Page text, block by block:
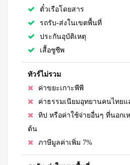
ตั๋วเรือโดยสาร
รถรับ-ส่งในเขตพื้นที่
ประกันอุบัติเหตุ
เสื้อชูชีพ
ทัวร์ไม่รวม
ค่าขยะเกาะพีพี
ค่าธรรมเนียมอุทยานคนไทยแ
ทิป หรือค่าใช้จ่ายอื่นๆ ที่นอกเ
ต้น
ภาษีมูลค่าเพิ่ม 7%